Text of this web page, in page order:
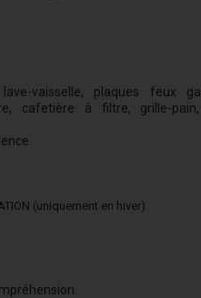
vaisselle, plaques feux
cafetière à filtre, grille-
(uniquement en hiver)